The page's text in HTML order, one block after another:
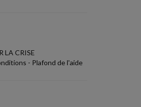
LA CRISE
- Plafond de l'aide